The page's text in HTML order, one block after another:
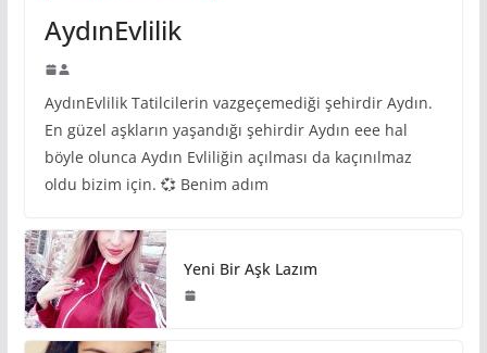
AydınEvlilik
AydınEvlilik Tatilcilerin vazgeçemediği şehirdir Aydın.
En güzel aşkların yaşandığı şehirdir Aydın eee hal
böyle olunca Aydın Evliliğin açılması da kaçınılmaz
oldu bizim için. 💞 Benim adım
Yeni Bir Aşk Lazım